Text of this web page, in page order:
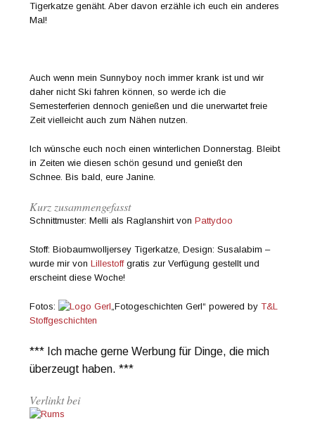
Tigerkatze genäht. Aber davon erzähle ich euch ein anderes
Mal!
Auch wenn mein Sunnyboy noch immer krank ist und wir
daher nicht Ski fahren können, so werde ich die
Semesterferien dennoch genießen und die unerwartet freie
Zeit vielleicht auch zum Nähen nutzen.
Ich wünsche euch noch einen winterlichen Donnerstag. Bleibt
in Zeiten wie diesen schön gesund und genießt den
Schnee. Bis bald, eure Janine.
Kurz zusammengefasst
Schnittmuster: Melli als Raglanshirt vonPattydoo
Stoff: Biobaumwolljersey Tigerkatze, Design: Susalabim –
wurde mir vonLillestoffgratis zur Verfügung gestellt und
erscheint diese Woche!
Fotos: „Fotogeschichten Gerl“ powered byT&L
Stoffgeschichten
*** Ich mache gerne Werbung für Dinge, die mich
überzeugt haben. ***
Verlinkt bei